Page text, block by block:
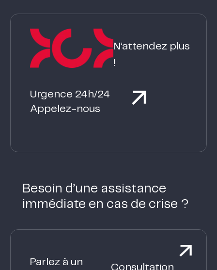
N’attendez plus
!
Urgence 24h/24
Appelez-nous
Besoin d’une assistance
immédiate en cas de crise ?
Parlez à un
Consultation